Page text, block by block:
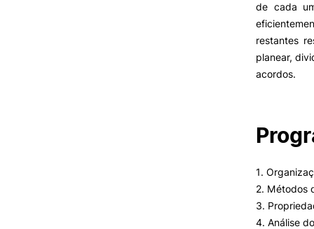
de cada
restantes
planear,
acordos.
1.
2. Métodos
3.
4. Análise